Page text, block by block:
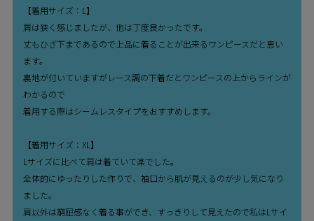
【着用サイズ：L】
肩は狭く感じましたが、他は丁度良かったです。
丈もひざ下まであるので上品に着ることが出来るワンピースだと思い
ます。
裏地が付いていますがレース調の下着だとワンピースの上からラインが
わかるので
着用する際はシームレスタイプをおすすめします。
【着用サイズ：XL】
Lサイズに比べて肩は着ていて楽でした。
全体的にゆったりした作りで、袖口から肌が見えるのが少し気になり
ました。
肩以外は窮屈感なく着る事ができ、すっきりして見えたので私はLサイ